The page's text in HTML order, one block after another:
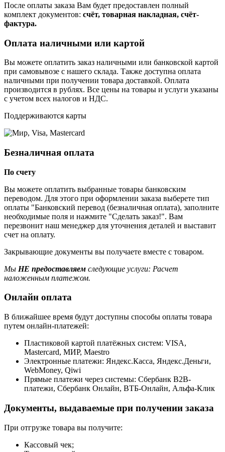
После оплаты заказа Вам будет предоставлен полный
комплект документов: счёт, товарная накладная, счёт-
фактура.
Оплата наличными или картой
Вы можете оплатить заказ наличными или банковской картой
при самовывозе с нашего склада. Также доступна оплата
наличными при получении товара доставкой. Оплата
производится в рублях. Все цены на товары и услуги указаны
с учетом всех налогов и НДС.
Поддерживаются карты
Безналичная оплата
По счету
Вы можете оплатить выбранные товары банковским
переводом. Для этого при оформлении заказа выберете тип
оплаты "Банковский перевод (безналичная оплата), заполните
необходимые поля и нажмите "Сделать заказ!". Вам
перезвонит наш менеджер для уточнения деталей и выставит
счет на оплату.
Закрывающие документы вы получаете вместе с товаром.
Мы НЕ предоставляем следующие услуги: Расчет
наложенным платежом.
Онлайн оплата
В ближайшее время будут доступны способы оплаты товара
путем онлайн-платежей:
Пластиковой картой платёжных систем: VISA,
Mastercard, МИР, Maestrо
Электронные платежи: Яндекс.Касса, Яндекс.Деньги,
WebMoney, Qiwi
Прямые платежи через системы: Сбербанк B2B-
платежи, Сбербанк Онлайн, ВТБ-Онлайн, Альфа-Клик
Документы, выдаваемые при получении заказа
При отгрузке товара вы получите:
Кассовый чек;